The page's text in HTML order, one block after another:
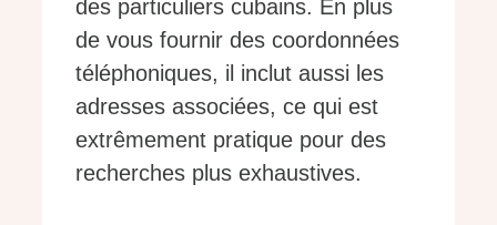
des particuliers cubains. En plus
de vous fournir des coordonnées
téléphoniques, il inclut aussi les
adresses associées, ce qui est
extrêmement pratique pour des
recherches plus exhaustives.